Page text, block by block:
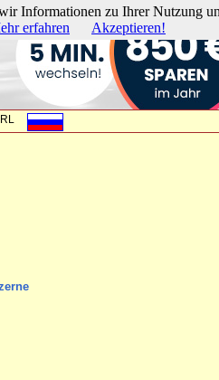
Informationen zu Ihrer Nutzung
erfahren Akzeptieren!